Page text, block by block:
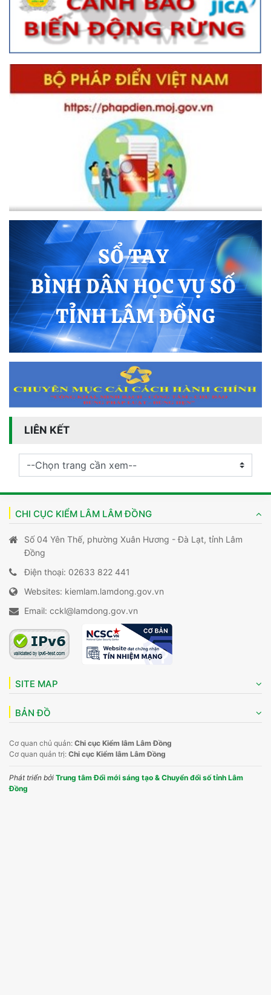
LIÊN KẾT
CHI CỤC KIỂM LÂM LÂM ĐỒNG
Số 04 Yên Thế, phường Xuân Hương - Đà Lạt, tỉnh Lâm
Đồng
Điện thoại: 02633 822 441
Websites: kiemlam.lamdong.gov.vn
Email: cckl@lamdong.gov.vn
SITE MAP
BẢN ĐỒ
Cơ quan chủ quản: Chi cục Kiểm lâm Lâm Đồng
Cơ quan quản trị: Chi cục Kiểm lâm Lâm Đồng
Phát triển bởi Trung tâm Đổi mới sáng tạo & Chuyển đổi số tỉnh Lâm
Đồng